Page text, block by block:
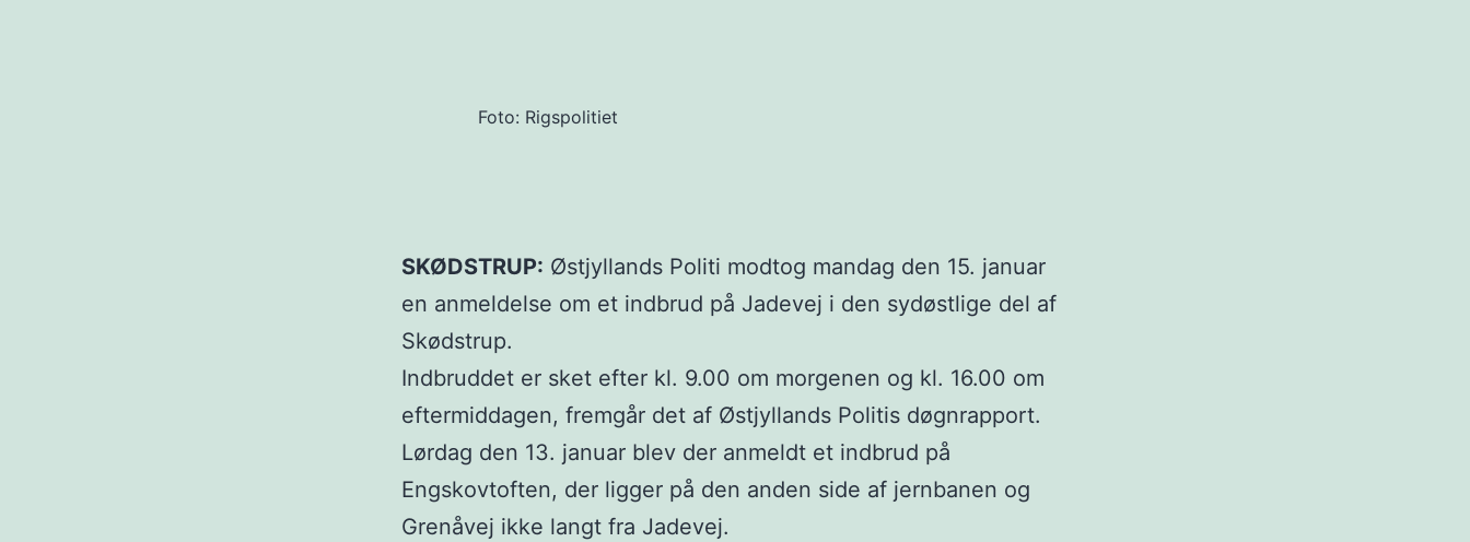
Foto: Rigspolitiet
SKØDSTRUP: Østjyllands Politi modtog mandag den 15. januar
en anmeldelse om et indbrud på Jadevej i den sydøstlige del af
Skødstrup.
Indbruddet er sket efter kl. 9.00 om morgenen og kl. 16.00 om
eftermiddagen, fremgår det af Østjyllands Politis døgnrapport.
Lørdag den 13. januar blev der anmeldt et indbrud på
Engskovtoften, der ligger på den anden side af jernbanen og
Grenåvej ikke langt fra Jadevej.